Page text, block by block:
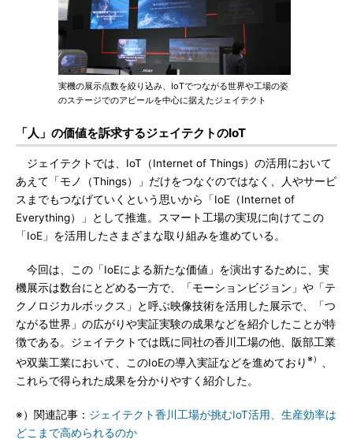
実機の展示点数を絞り込み、IoTでつながる世界や工場の姿
のステージでのアピールを中心に据えたジェイテクト
「人」の価値を訴求するジェイテクトのIoT
ジェイテクトでは、IoT（Internet of Things）の活用において
あえて「モノ（Things）」だけをつなぐのではなく、人やサービ
スまでもつなげていくという思いから「IoE（Internet of
Everything）」として推進。スマート工場の実現に向けてこの
「IoE」を活用したさまざまな取り組みを進めている。
今回は、この「IoEによる新たな価値」を演出するために、実
機展示は数台にとどめる一方で、「モーションビジョン」や「テ
クノロジカルボックス」と呼ぶ映像技術を活用した展示で、「つ
ながる世界」の広がりや実証実験の成果などを紹介したことが特
徴である。ジェイテクトでは既に同社の香川工場の他、阪部工業
や双葉工業において、このIoEの導入実証などを進めており ※）
これらで得られた成果を分かりやすく紹介した。
※）関連記事： ジェイテクト香川工場が挑むIoT活用、生産効率は
どこまで高められるのか